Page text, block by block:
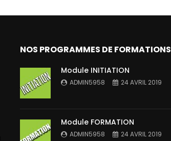
NOS PROGRAMMES DE FORMATIONS
Module INITIATION
ADMIN5958 24 AVRIL 2019
Module FORMATION
ADMIN5958 24 AVRIL 2019